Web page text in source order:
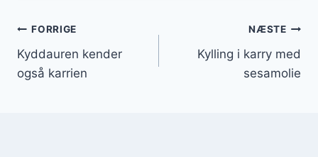
Indlægsnavigation
FORRIGE
Kyddauren kender
også karrien
NÆSTE
Kylling i karry med
sesamolie